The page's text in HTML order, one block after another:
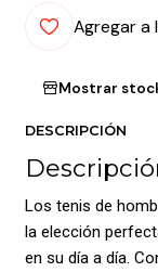
Agregar a
Mostrar
DESCRIPCIÓN
Los tenis de
la elección
en su día a día.